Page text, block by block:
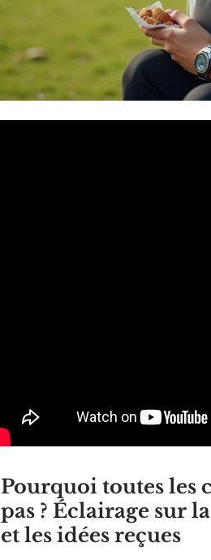
Pourquoi toutes les
pas ? Éclairage sur
et les idées reçues